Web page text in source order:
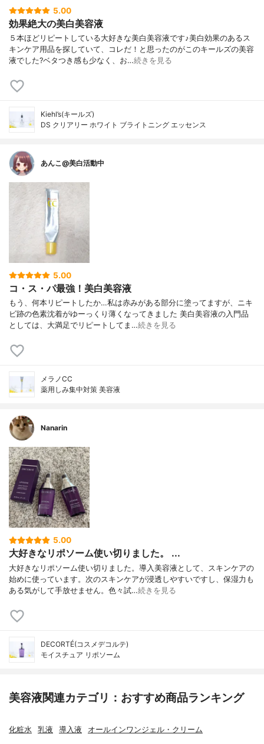
5.00
効果絶大の美白美容液
５本ほどリピートしている大好きな美白美容液です♪美白効果のあるス
キンケア用品を探していて、コレだ！と思ったのがこのキールズの美容
液でした?ベタつき感も少なく、お…続きを見る
Kiehl’s(キールズ)
DS クリアリー ホワイト ブライトニング エッセンス
あんこ@美白活動中
5.00
コ・ス・パ最強！美白美容液
もう、何本リピートしたか…私は赤みがある部分に塗ってますが、ニキ
ビ跡の色素沈着がゆーっくり薄くなってきました 美白美容液の入門品
としては、大満足でリピートしてま…続きを見る
メラノCC
薬用しみ集中対策 美容液
Nanarin
5.00
大好きなリポソーム使い切りました。 ...
大好きなリポソーム使い切りました。導入美容液として、スキンケアの
始めに使っています。次のスキンケアが浸透しやすいですし、保湿力も
ある気がして手放せません。色々試…続きを見る
DECORTÉ(コスメデコルテ)
モイスチュア リポソーム
美容液関連カテゴリ：おすすめ商品ランキング
化粧水 乳液 導入液 オールインワンジェル・クリーム